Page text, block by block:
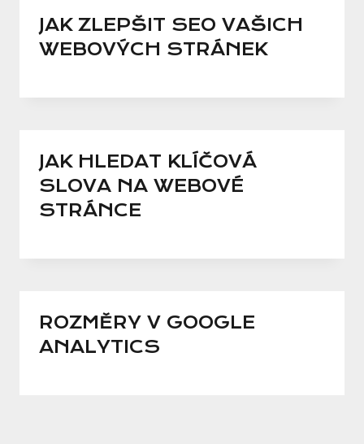
JAK ZLEPŠIT SEO VAŠICH
WEBOVÝCH STRÁNEK
JAK HLEDAT KLÍČOVÁ
SLOVA NA WEBOVÉ
STRÁNCE
ROZMĚRY V GOOGLE
ANALYTICS